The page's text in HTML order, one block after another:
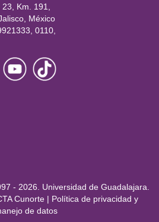
Km. 191,
México
0110,
- 2026. Universidad de Guadalajara.
Cunorte | Política de privacidad y
de datos